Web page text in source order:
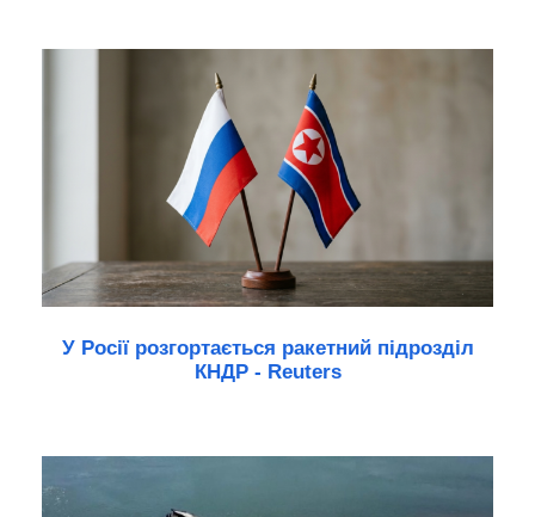
У Росії розгортається ракетний підрозділ
КНДР - Reuters